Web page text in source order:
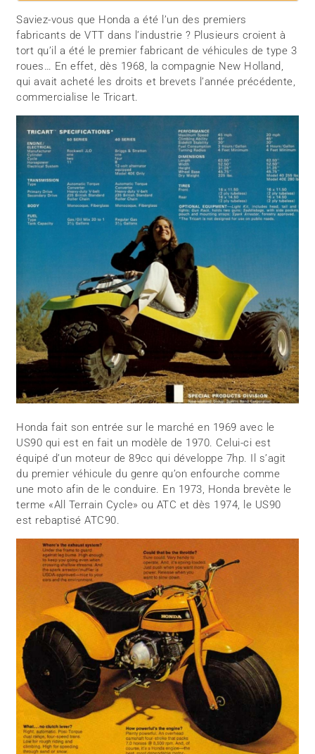
Saviez-vous que Honda a été l’un des premiers
fabricants de VTT dans l’industrie ? Plusieurs croient à
tort qu’il a été le premier fabricant de véhicules de type 3
roues… En effet, dès 1968, la compagnie New Holland,
qui avait acheté les droits et brevets l’année précédente,
commercialise le Tricart.
Honda fait son entrée sur le marché en 1969 avec le
US90 qui est en fait un modèle de 1970. Celui-ci est
équipé d’un moteur de 89cc qui développe 7hp. Il s’agit
du premier véhicule du genre qu’on enfourche comme
une moto afin de le conduire. En 1973, Honda brevète le
terme «All Terrain Cycle» ou ATC et dès 1974, le US90
est rebaptisé ATC90.